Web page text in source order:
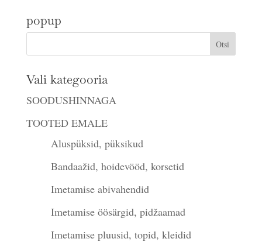
popup
Vali kategooria
SOODUSHINNAGA
TOOTED EMALE
Aluspüksid, püksikud
Bandaažid, hoidevööd, korsetid
Imetamise abivahendid
Imetamise öösärgid, pidžaamad
Imetamise pluusid, topid, kleidid